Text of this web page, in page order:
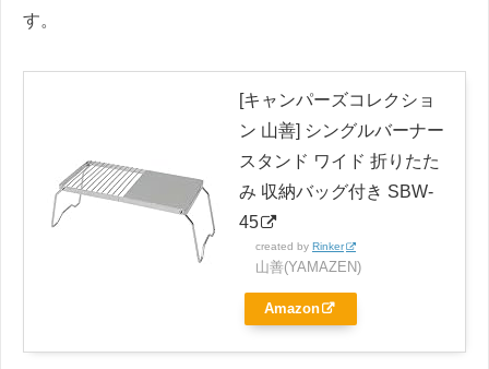
す。
[キャンパーズコレクショ
ン 山善] シングルバーナー
スタンド ワイド 折りたた
み 収納バッグ付き SBW-
45
created by Rinker
山善(YAMAZEN)
Amazon